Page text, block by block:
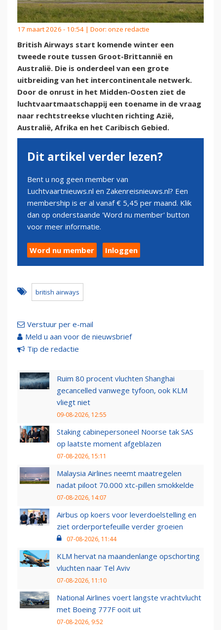
17 maart 2026 - 10:54 | Door: onze redactie
British Airways start komende winter een
tweede route tussen Groot-Brittannië en
Australië. Die is onderdeel van een grote
uitbreiding van het intercontinentale netwerk.
Door de onrust in het Midden-Oosten ziet de
luchtvaartmaatschappij een toename in de vraag
naar rechtstreekse vluchten richting Azië,
Australië, Afrika en het Caribisch Gebied.
Dit artikel verder lezen?
Bent u nog geen member van
Luchtvaartnieuws.nl en Zakenreisnieuws.nl? Een
membership is er al vanaf € 5,45 per maand. Klik
dan op onderstaande 'Word nu member' button
voor meer informatie.
Word nu member Inloggen
british airways
Verstuur per e-mail
Meld u aan voor de nieuwsbrief
Tip de redactie
Ruim 80 procent vluchten Shanghai
gecancelled vanwege tyfoon, ook KLM
vliegt niet
09-08-2026, 12:55
Staking cabinepersoneel Noorse tak SAS
op laatste moment afgeblazen
07-08-2026, 15:11
Malaysia Airlines neemt maatregelen
nadat piloot 70.000 xtc-pillen smokkelde
07-08-2026, 14:07
Airbus op koers voor leverdoelstelling en
ziet orderportefeuille verder groeien
07-08-2026, 11:44
KLM hervat na maandenlange opschorting
vluchten naar Tel Aviv
07-08-2026, 11:10
National Airlines voert langste vrachtvlucht
met Boeing 777F ooit uit
07-08-2026, 9:52